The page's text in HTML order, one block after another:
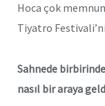
Hoca çok
Tiyatro
Sahnede
nasıl bir araya